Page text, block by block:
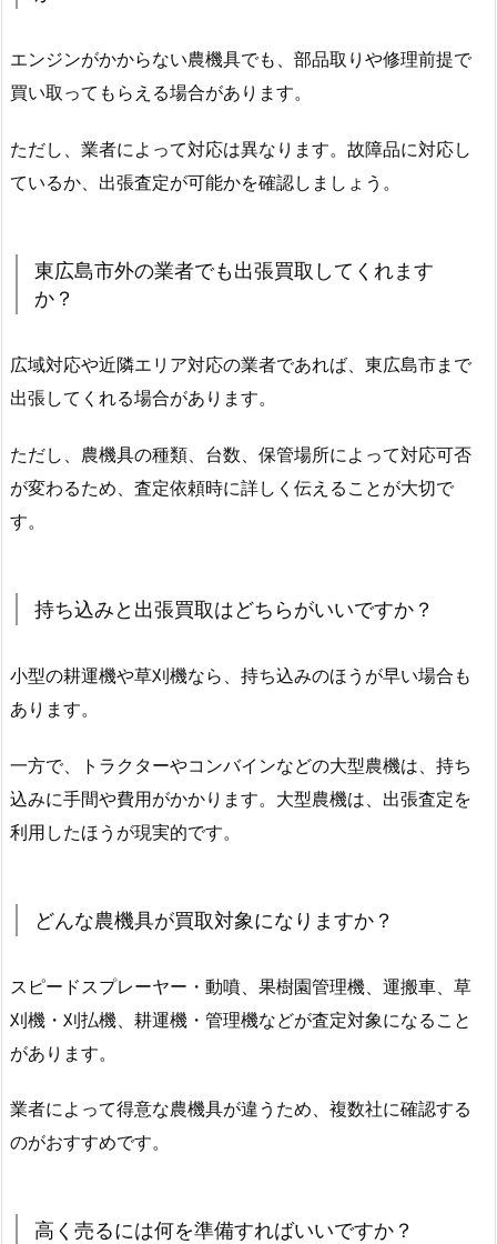
エンジンがかからない農機具でも、部品取りや修理前提で
買い取ってもらえる場合があります。
ただし、業者によって対応は異なります。故障品に対応し
ているか、出張査定が可能かを確認しましょう。
東広島市外の業者でも出張買取してくれます
か？
広域対応や近隣エリア対応の業者であれば、東広島市まで
出張してくれる場合があります。
ただし、農機具の種類、台数、保管場所によって対応可否
が変わるため、査定依頼時に詳しく伝えることが大切で
す。
持ち込みと出張買取はどちらがいいですか？
小型の耕運機や草刈機なら、持ち込みのほうが早い場合も
あります。
一方で、トラクターやコンバインなどの大型農機は、持ち
込みに手間や費用がかかります。大型農機は、出張査定を
利用したほうが現実的です。
どんな農機具が買取対象になりますか？
スピードスプレーヤー・動噴、果樹園管理機、運搬車、草
刈機・刈払機、耕運機・管理機などが査定対象になること
があります。
業者によって得意な農機具が違うため、複数社に確認する
のがおすすめです。
高く売るには何を準備すればいいですか？